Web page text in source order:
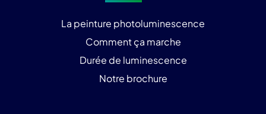
La peinture photoluminescence
Comment ça marche
Durée de luminescence
Notre brochure